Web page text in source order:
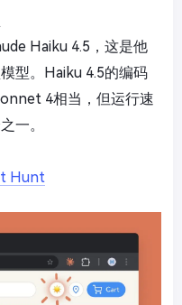
Haiku 4.5，这是他
型。Haiku 4.5的编码
4相当，但运行速
一。
Hunt